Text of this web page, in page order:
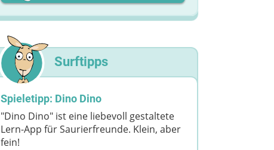
Deine Nachricht
Surftipps
Spieletipp: Dino Dino
"Dino Dino" ist eine liebevoll gestaltete
Lern-App für Saurierfreunde. Klein, aber
fein!